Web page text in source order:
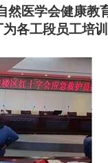
医学会健康教
各工段员工培